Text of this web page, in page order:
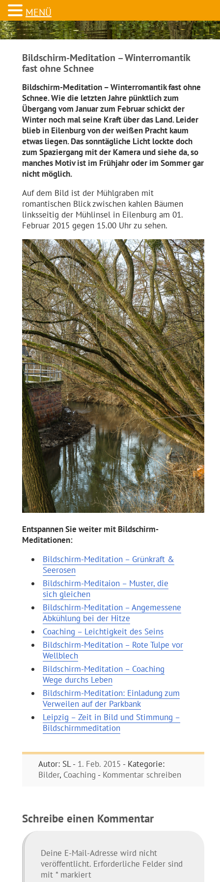
Bildschirm-Meditation – Winterromantik
fast ohne Schnee
Bildschirm-Meditation – Winterromantik fast ohne
Schnee. Wie die letzten Jahre pünktlich zum
Übergang vom Januar zum Februar schickt der
Winter noch mal seine Kraft über das Land. Leider
blieb in Eilenburg von der weißen Pracht kaum
etwas liegen. Das sonntägliche Licht lockte doch
zum Spaziergang mit der Kamera und siehe da, so
manches Motiv ist im Frühjahr oder im Sommer gar
nicht möglich.
Auf dem Bild ist der Mühlgraben mit
romantischen Blick zwischen kahlen Bäumen
linksseitig der Mühlinsel in Eilenburg am 01.
Februar 2015 gegen 15.00 Uhr zu sehen.
Entspannen Sie weiter mit Bildschirm-
Meditationen:
Bildschirm-Meditation – Grünkraft &
Seerosen
Bildschirm-Meditaion – Muster, die
sich gleichen
Bildschirm-Meditation – Angemessene
Abkühlung bei der Hitze
Coaching – Leichtigkeit des Seins
Bildschirm-Meditation – Rote Tulpe vor
Wellblech
Bildschirm-Meditation – Coaching
Wege durchs Leben
Bildschirm-Meditation: Einladung zum
Verweilen auf der Parkbank
Leipzig – Zeit in Bild und Stimmung –
Bildschirmmeditation
Autor: SL - 1. Feb. 2015 - Kategorie:
Bilder, Coaching - Kommentar schreiben
Schreibe einen Kommentar
Deine E-Mail-Adresse wird nicht
veröffentlicht. Erforderliche Felder sind
mit*markiert
MENÜ